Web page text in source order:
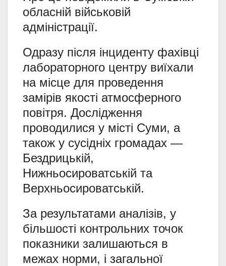
обласній військовій
адміністрації.
Одразу після інциденту фахівці
лабораторного центру виїхали
на місце для проведення
замірів якості атмосферного
повітря. Дослідження
проводилися у місті Суми, а
також у сусідніх громадах —
Бездрицькій,
Нижньосироватській та
Верхньосироватській.
За результатами аналізів, у
більшості контрольних точок
показники залишаються в
межах норми, і загальної